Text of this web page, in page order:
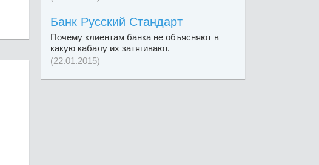
Банк Русский Стандарт
Почему клиентам банка не объясняют в
какую кабалу их затягивают.
(22.01.2015)